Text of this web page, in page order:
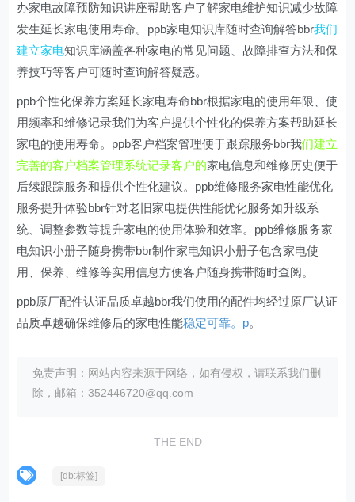
办家电故障预防知识讲座帮助客户了解家电维护知识减少故障
发生延长家电使用寿命。ppb家电知识库随时查询解答bbr我们
建立家电知识库涵盖各种家电的常见问题、故障排查方法和保
养技巧等客户可随时查询解答疑惑。
ppb个性化保养方案延长家电寿命bbr根据家电的使用年限、使
用频率和维修记录我们为客户提供个性化的保养方案帮助延长
家电的使用寿命。ppb客户档案管理便于跟踪服务bbr我们建立
完善的客户档案管理系统记录客户的家电信息和维修历史便于
后续跟踪服务和提供个性化建议。ppb维修服务家电性能优化
服务提升体验bbr针对老旧家电提供性能优化服务如升级系
统、调整参数等提升家电的使用体验和效率。ppb维修服务家
电知识小册子随身携带bbr制作家电知识小册子包含家电使
用、保养、维修等实用信息方便客户随身携带随时查阅。
ppb原厂配件认证品质卓越bbr我们使用的配件均经过原厂认证
品质卓越确保维修后的家电性能稳定可靠。p。
免责声明：网站内容来源于网络，如有侵权，请联系我们删
除，邮箱：352446720@qq.com
THE END
[db:标签]